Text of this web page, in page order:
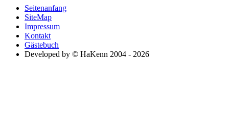
Seitenanfang
SiteMap
Impressum
Kontakt
Gästebuch
Developed by © HaKenn 2004 - 2026